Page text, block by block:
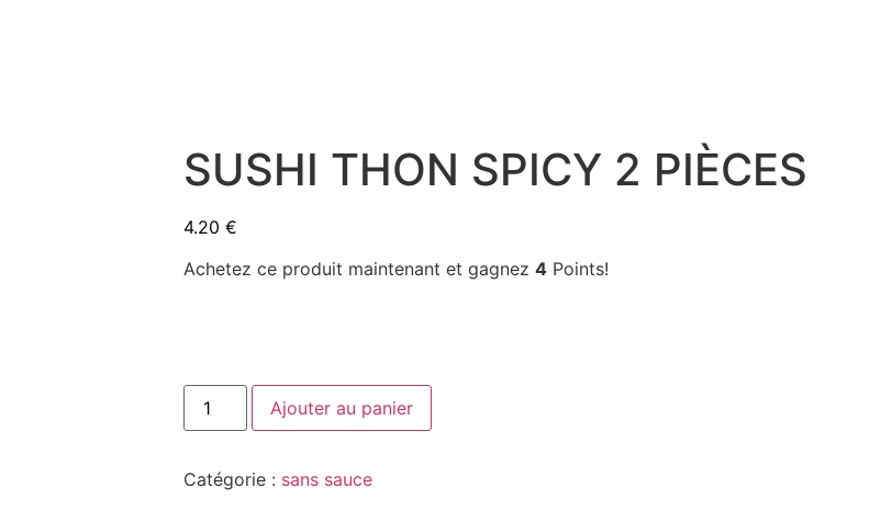
SUSHI THON SPICY 2 PIÈCES
4.20 €
Achetez ce produit maintenant et gagnez 4Points!
quantité
SUSHI
2
Ajouter au panier
Catégorie : sans sauce